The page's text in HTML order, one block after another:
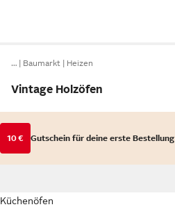
… Baumarkt Heizen
Vintage Holzöfen
10 € Gutschein für deine erste Bestellung
Küchenöfen